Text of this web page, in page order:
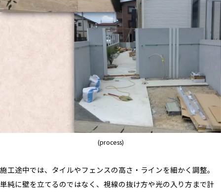
(process)
施工途中では、タイルやフェンスの高さ・ラインを細かく調整。
単純に壁を立てるのではなく、視線の抜け方や光の入り方まで計